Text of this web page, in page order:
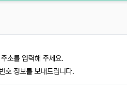
소를 입력해 주세요.
호 정보를 보내드립니다.